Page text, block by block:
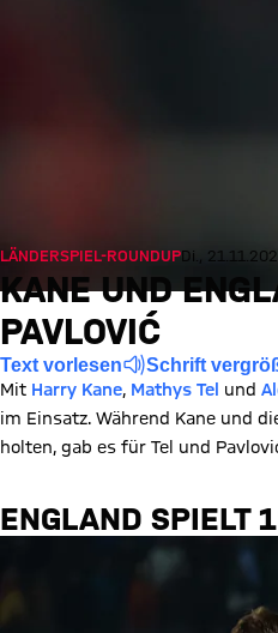
LÄNDERSPIEL-ROUNDUPDi.,
KANE UND
PAVLOVIĆ
Text vorlesen Schrift
Mit Harry Kane, Mathys Tel und
im Einsatz. Während Kane und
holten, gab es für Tel und
ENGLAND SPIELT